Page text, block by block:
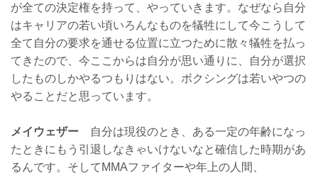
が全ての決定権を持って、やっていきます。なぜなら自分
はキャリアの若い頃いろんなものを犠牲にして今こうして
全て自分の要求を通せる位置に立つために散々犠牲を払っ
てきたので、今ここからは自分が思い通りに、自分が選択
したものしかやるつもりはない。ボクシングは若いやつの
やることだと思っています。
メイウェザー 自分は現役のとき、ある一定の年齢になっ
たときにもう引退しなきゃいけないなと確信した時期があ
るんです。そしてMMAファイターや年上の人間、